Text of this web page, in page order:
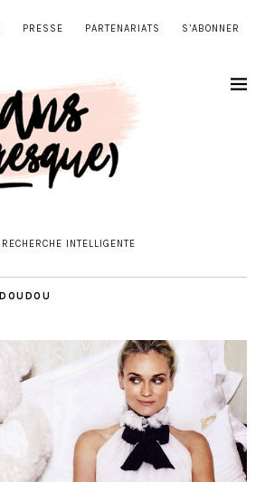
PRESSE PARTENARIATS S’ABONNER
RECHERCHE INTELLIGENTE
DOUDOU